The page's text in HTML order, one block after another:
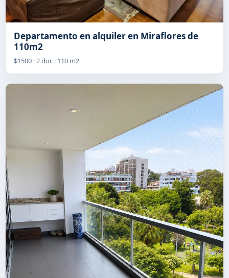
Departamento en alquiler en Miraflores de
110m2
$1500 · 2 dor. · 110 m2